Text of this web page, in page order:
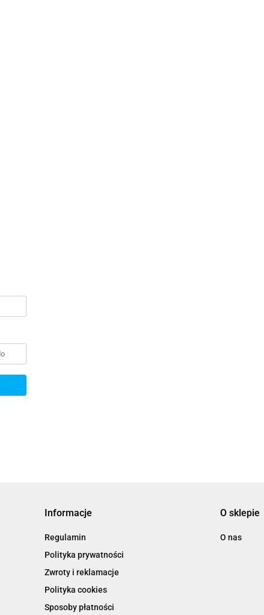
Informacje
Regulamin
Polityka prywatności
Zwroty i reklamacje
Polityka cookies
Sposoby płatności
O sklepie
O nas